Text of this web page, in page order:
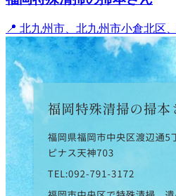
📍 北九州市、北九州市小倉北区